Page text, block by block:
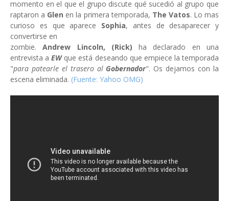
momento en el que el grupo discute qué sucedió al grupo que
raptaron a Glen en la primera temporada, The Vatos. Lo mas
curioso es que aparece Sophia, antes de desaparecer y
convertirse en
zombie.Andrew Lincoln, (Rick) ha declarado en una
entrevista a EWque está deseando que empiece la temporada
"para patearle el trasero al Gobernador". Os dejamos con la
escena eliminada. (Fuente: Yahoo OMG)